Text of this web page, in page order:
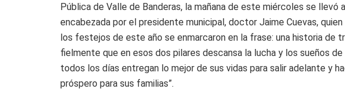
Pública de Valle de Banderas, la mañana de este miércoles se llevó
encabezada por el presidente municipal, doctor Jaime Cuevas,
los festejos de este año se enmarcaron en la frase: una historia de
fielmente que en esos dos pilares descansa la lucha y los sueños
todos los días entregan lo mejor de sus vidas para salir adelante y
próspero para sus familias”.